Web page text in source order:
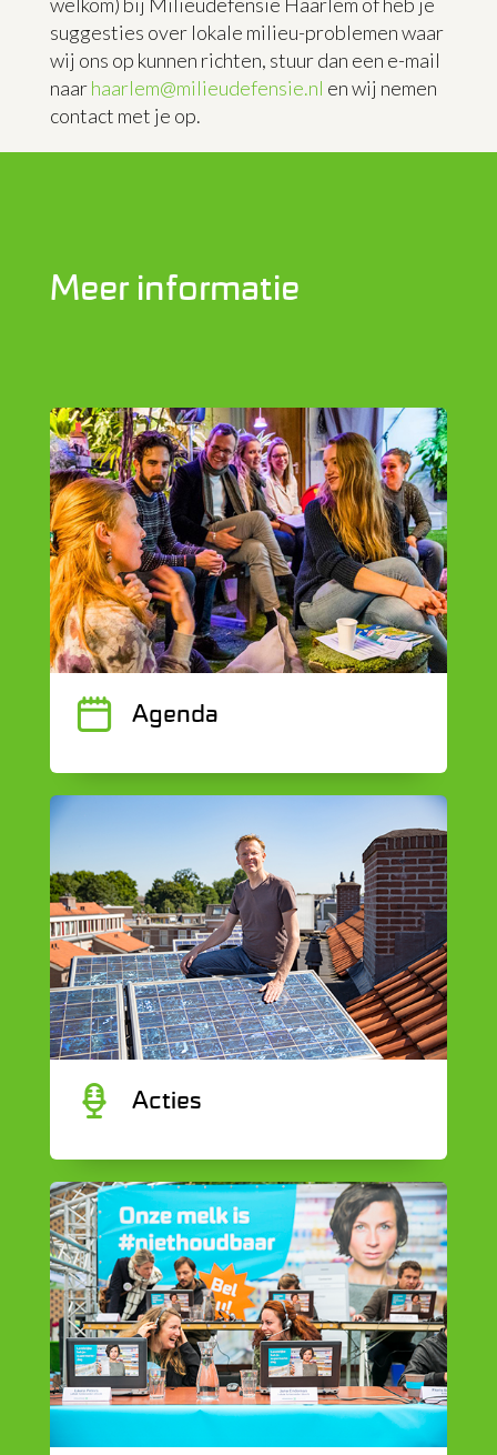
suggesties over lokale milieu-problemen waar
wij ons op kunnen richten, stuur dan een e-mail
naarhaarlem@milieudefensie.nl en wij nemen
contact met je op.
Meer informatie
J Agenda
C Acties